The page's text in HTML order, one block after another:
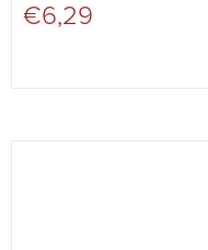
€6,29